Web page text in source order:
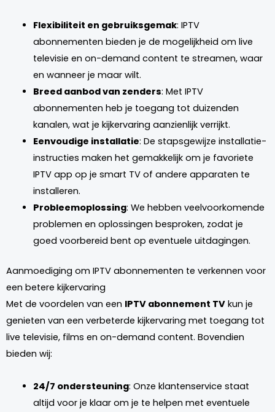
Flexibiliteit en gebruiksgemak: IPTV
abonnementen bieden je de mogelijkheid om live
televisie en on-demand content te streamen, waar
en wanneer je maar wilt.
Breed aanbod van zenders: Met IPTV
abonnementen heb je toegang tot duizenden
kanalen, wat je kijkervaring aanzienlijk verrijkt.
Eenvoudige installatie: De stapsgewijze installatie-
instructies maken het gemakkelijk om je favoriete
IPTV app op je smart TV of andere apparaten te
installeren.
Probleemoplossing: We hebben veelvoorkomende
problemen en oplossingen besproken, zodat je
goed voorbereid bent op eventuele uitdagingen.
Aanmoediging om IPTV abonnementen te verkennen voor
een betere kijkervaring
Met de voordelen van een IPTV abonnement TV kun je
genieten van een verbeterde kijkervaring met toegang tot
live televisie, films en on-demand content. Bovendien
bieden wij:
24/7 ondersteuning: Onze klantenservice staat
altijd voor je klaar om je te helpen met eventuele